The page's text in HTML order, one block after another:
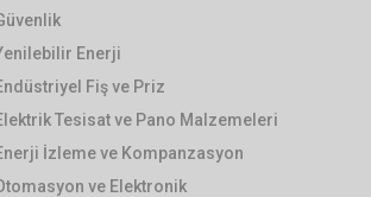
Enerji
Fiş ve Priz
Tesisat ve Pano Malzemeleri
İzleme ve Kompanzasyon
ve Elektronik